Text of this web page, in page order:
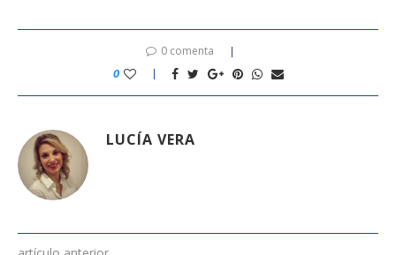
0 comenta
0
LUCÍA VERA